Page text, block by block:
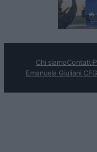
Chi siamoContatti
Emanuela Giuliani